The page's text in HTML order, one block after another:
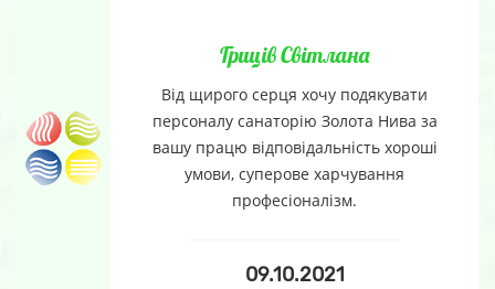
Гриців Світлана
Від щирого серця хочу подякувати
персоналу санаторію Золота Нива за
вашу працю відповідальність хороші
умови, суперове харчування
професіоналізм.
09.10.2021